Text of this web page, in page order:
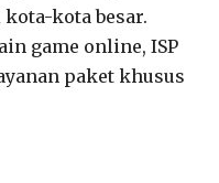
kota besar.
game online, ISP
paket khusus